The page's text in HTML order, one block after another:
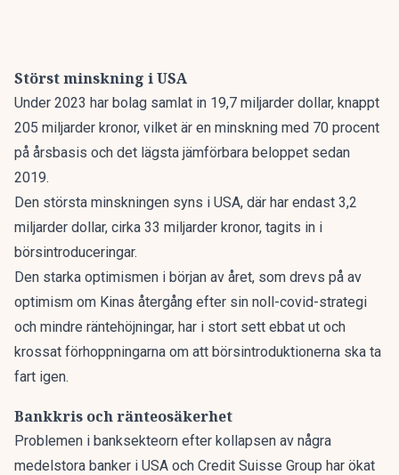
Störst minskning i USA
Under 2023 har bolag samlat in 19,7 miljarder dollar, knappt
205 miljarder kronor, vilket är en minskning med 70 procent
på årsbasis och det lägsta jämförbara beloppet sedan
2019.
Den största minskningen syns i USA, där har endast 3,2
miljarder dollar, cirka 33 miljarder kronor, tagits in i
börsintroduceringar.
Den starka optimismen i början av året, som drevs på av
optimism om Kinas återgång efter sin noll-covid-strategi
och mindre räntehöjningar, har i stort sett ebbat ut och
krossat förhoppningarna om att börsintroduktionerna ska ta
fart igen.
Bankkris och ränteosäkerhet
Problemen i banksekteorn efter kollapsen av några
medelstora banker i USA och Credit Suisse Group har ökat